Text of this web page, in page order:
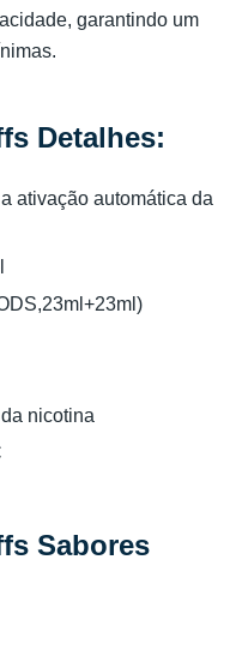
garantindo um
Detalhes:
ativação automática da
nicotina
Sabores